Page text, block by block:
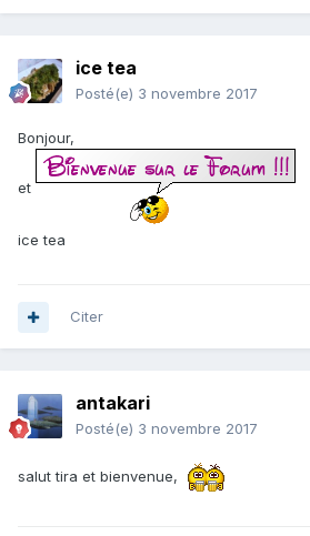
ice tea
Posté(e) 3 novembre 2017
Bonjour,
et
ice tea
Citer
antakari
Posté(e) 3 novembre 2017
salut tira et bienvenue,